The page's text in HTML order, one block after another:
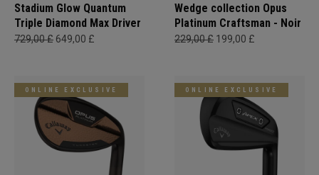
Stadium Glow Quantum
Triple Diamond Max Driver
729,00 £ 649,00 £
Wedge collection Opus
Platinum Craftsman - Noir
229,00 £ 199,00 £
ONLINE EXCLUSIVE ONLINE EXCLUSIVE